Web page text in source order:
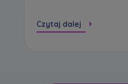
Czytaj dalej